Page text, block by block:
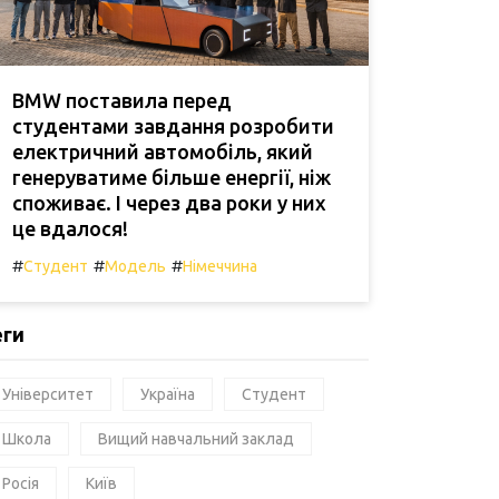
BMW поставила перед
студентами завдання розробити
електричний автомобіль, який
генеруватиме більше енергії, ніж
споживає. І через два роки у них
це вдалося!
#Студент #Модель #Німеччина
Університет Україна Студент
Школа Вищий навчальний заклад
Росія Київ